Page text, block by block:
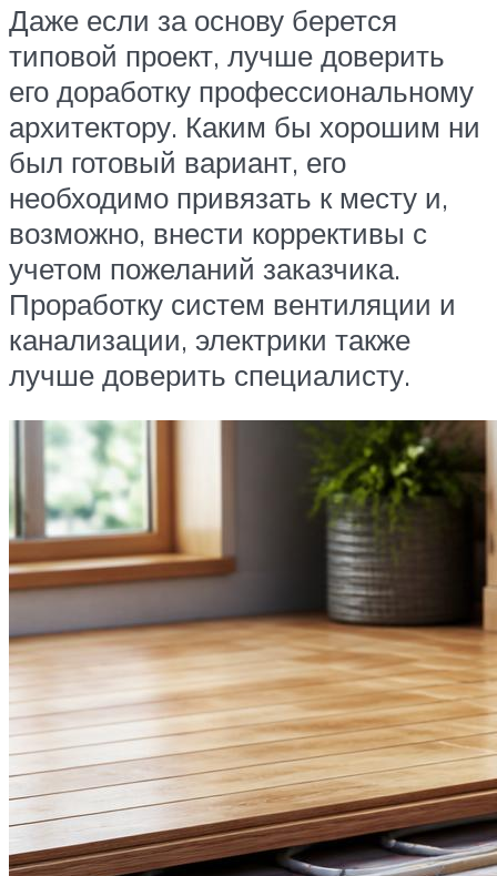
Даже если за основу берется
типовой проект, лучше доверить
его доработку профессиональному
архитектору. Каким бы хорошим ни
был готовый вариант, его
необходимо привязать к месту и,
возможно, внести коррективы с
учетом пожеланий заказчика.
Проработку систем вентиляции и
канализации, электрики также
лучше доверить специалисту.